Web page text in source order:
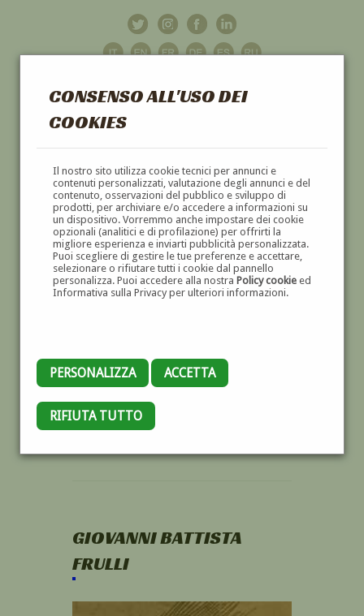
CONSENSO ALL'USO DEI
COOKIES
Il nostro sito utilizza cookie tecnici per annunci e
contenuti personalizzati, valutazione degli annunci e del
contenuto, osservazioni del pubblico e sviluppo di
prodotti, per archiviare e/o accedere a informazioni su
un dispositivo. Vorremmo anche impostare dei cookie
opzionali (analitici e di profilazione) per offrirti la
migliore esperienza e inviarti pubblicità personalizzata.
Puoi scegliere di gestire le tue preferenze e accettare,
selezionare o rifiutare tutti i cookie dal pannello
personalizza. Puoi accedere alla nostra Policy cookieed
Informativa sulla Privacy per ulteriori informazioni.
PERSONALIZZA ACCETTA
RIFIUTA TUTTO
GALLERIAD'ARTE
DIPINTI E SCULTURE '800 E '900
GIOVANNI BATTISTA
FRULLI